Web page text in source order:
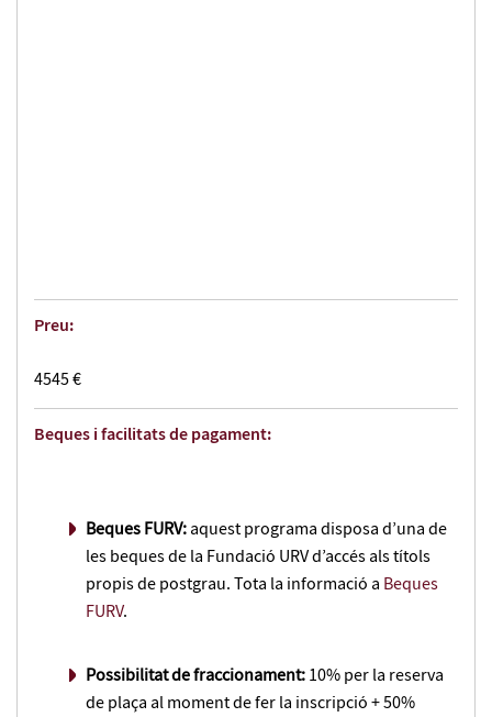
La tendència a leficiència i eficàcia.
Preu:
4545 €
Beques i facilitats de pagament:
Beques FURV:aquest programa disposa d’una de
les beques de la Fundació URV d’accés als títols
propis de postgrau. Tota la informació a Beques
FURV.
Possibilitat de fraccionament:10% per la reserva
de plaça al moment de fer la inscripció + 50%